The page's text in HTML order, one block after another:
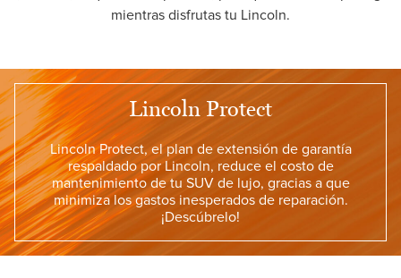
mientras disfrutas tu Lincoln.
Lincoln Protect
Lincoln Protect, el plan de extensión de garantía
respaldado por Lincoln, reduce el costo de
mantenimiento de tu SUV de lujo, gracias a que
minimiza los gastos inesperados de reparación.
¡Descúbrelo!